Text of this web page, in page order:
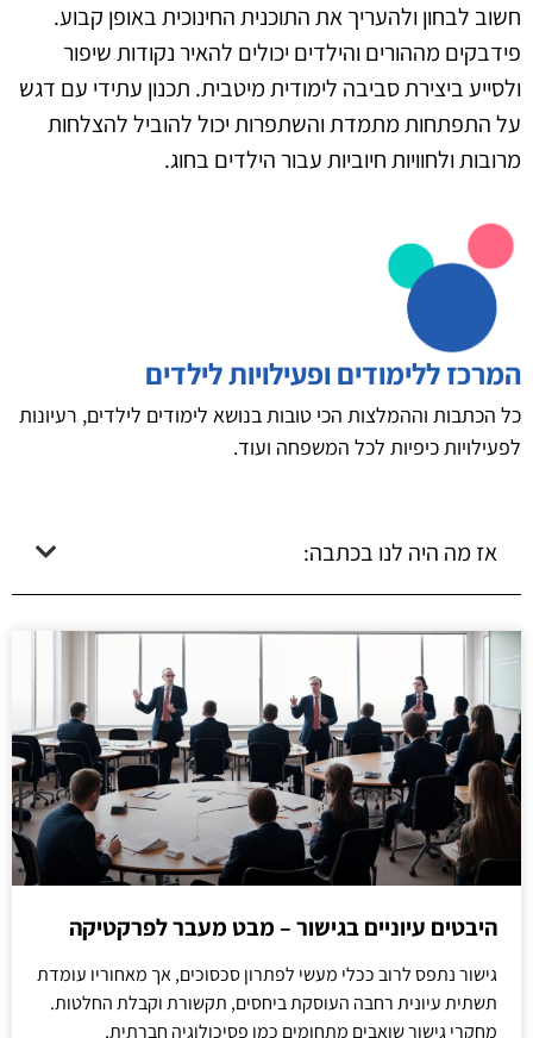
חשוב לבחון ולהעריך את התוכנית החינוכית באופן קבוע.
פידבקים מההורים והילדים יכולים להאיר נקודות שיפור
ולסייע ביצירת סביבה לימודית מיטבית. תכנון עתידי עם דגש
על התפתחות מתמדת והשתפרות יכול להוביל להצלחות
מרובות ולחוויות חיוביות עבור הילדים בחוג.
המרכז ללימודים ופעילויות לילדים
כל הכתבות וההמלצות הכי טובות בנושא לימודים לילדים, רעיונות
לפעילויות כיפיות לכל המשפחה ועוד.
אז מה היה לנו בכתבה:
היבטים עיוניים בגישור – מבט מעבר לפרקטיקה
גישור נתפס לרוב ככלי מעשי לפתרון סכסוכים, אך מאחוריו עומדת
תשתית עיונית רחבה העוסקת ביחסים, תקשורת וקבלת החלטות.
מחקרי גישור שואבים מתחומים כמו פסיכולוגיה חברתית,